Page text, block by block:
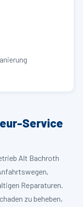
Service
Alt Bachroth
Reparaturen.
zu beheben,